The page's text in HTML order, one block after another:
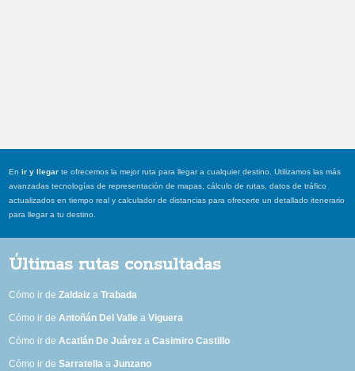
Enir y llegar te ofrecemos la mejor ruta para llegar a cualquier destino. Utilizamos las más
avanzadas tecnologías de representación de mapas, cálculo de rutas, datos de tráfico
actualizados en tiempo real y calculador de distancias para ofrecerte un detallado itenerario
para llegar a tu destino.
Últimas rutas consultadas
Cómo ir deZaldaiz aTrabada
Cómo ir deAntoñán Del Valle aViguera
Cómo ir deAcatlán De Juárez aCasimiro Castillo
Cómo ir deSarratella aJunzano